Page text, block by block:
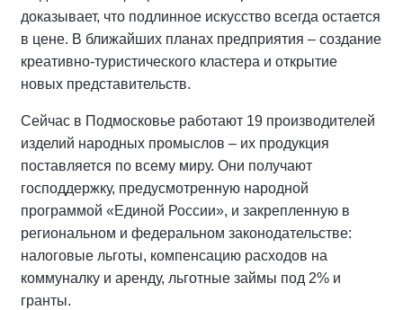
доказывает, что подлинное искусство всегда остается
в цене. В ближайших планах предприятия – создание
креативно-туристического кластера и открытие
новых представительств.
Сейчас в Подмосковье работают 19 производителей
изделий народных промыслов – их продукция
поставляется по всему миру. Они получают
господдержку, предусмотренную народной
программой «Единой России», и закрепленную в
региональном и федеральном законодательстве:
налоговые льготы, компенсацию расходов на
коммуналку и аренду, льготные займы под 2% и
гранты.